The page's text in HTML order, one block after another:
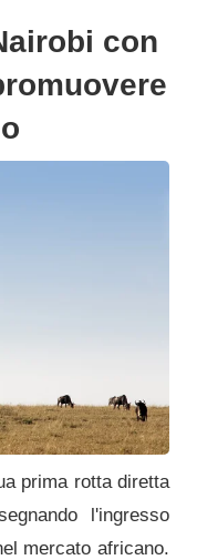
con
prima rotta diretta
l'ingresso
mercato africano.